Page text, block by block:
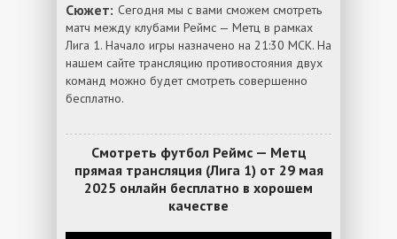
Сюжет: Сегодня мы с вами сможем смотреть
матч между клубами Реймс — Метц в рамках
Лига 1. Начало игры назначено на 21:30 МСК. На
нашем сайте трансляцию противостояния двух
команд можно будет смотреть совершенно
бесплатно.
Смотреть футбол Реймс — Метц
прямая трансляция (Лига 1) от 29 мая
2025 онлайн бесплатно в хорошем
качестве